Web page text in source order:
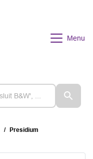
Menu
Presidium